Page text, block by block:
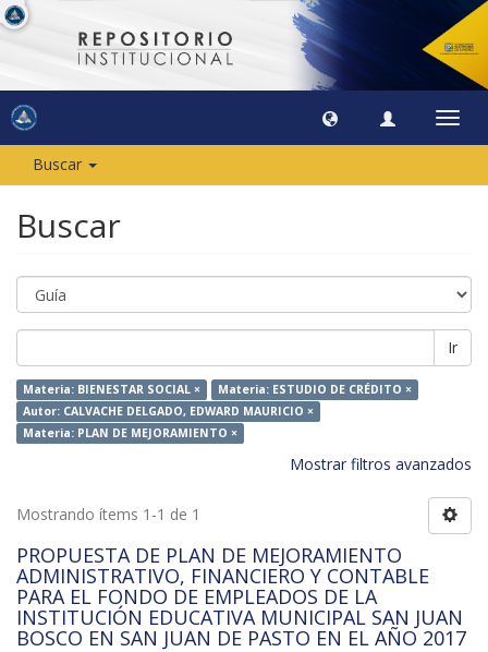
Buscar
Buscar
Ir
Materia: BIENESTAR SOCIAL ×
Materia: ESTUDIO DE CRÉDITO ×
Autor: CALVACHE DELGADO, EDWARD MAURICIO ×
Materia: PLAN DE MEJORAMIENTO ×
Mostrar filtros avanzados
Mostrando ítems 1-1 de 1
PROPUESTA DE PLAN DE MEJORAMIENTO
ADMINISTRATIVO, FINANCIERO Y CONTABLE
PARA EL FONDO DE EMPLEADOS DE LA
INSTITUCIÓN EDUCATIVA MUNICIPAL SAN JUAN
BOSCO EN SAN JUAN DE PASTO EN EL AÑO 2017